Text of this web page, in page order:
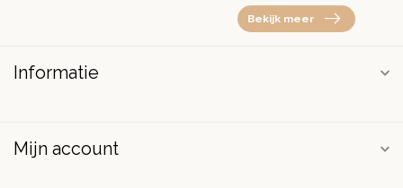
Bekijk meer
Informatie
Mijn account